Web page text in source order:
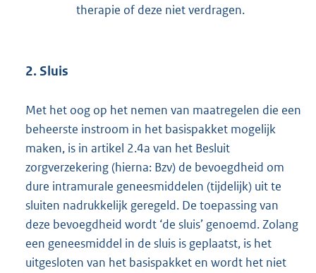
therapie of deze niet verdragen.
2. Sluis
Met het oog op het nemen van maatregelen die een
beheerste instroom in het basispakket mogelijk
maken, is in artikel 2.4a van het Besluit
zorgverzekering (hierna: Bzv) de bevoegdheid om
dure intramurale geneesmiddelen (tijdelijk) uit te
sluiten nadrukkelijk geregeld. De toepassing van
deze bevoegdheid wordt ‘de sluis’ genoemd. Zolang
een geneesmiddel in de sluis is geplaatst, is het
uitgesloten van het basispakket en wordt het niet